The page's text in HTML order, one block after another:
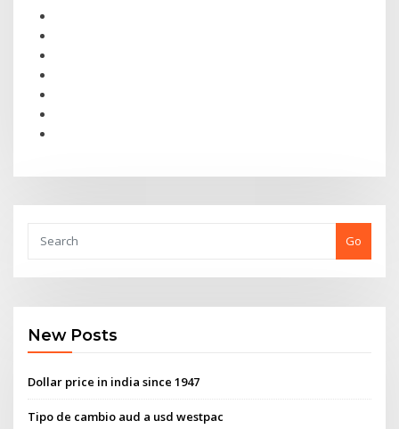
Go
New Posts
Dollar price in india since 1947
Tipo de cambio aud a usd westpac